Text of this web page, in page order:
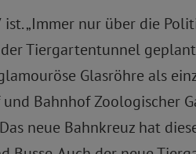
„Immer nur über die
Tiergartentunnel
Glasröhre als
Bahnhof Zoologischer
neue Bahnkreuz hat